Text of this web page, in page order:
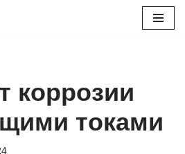
коррозии
токами